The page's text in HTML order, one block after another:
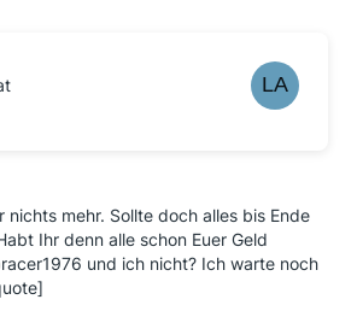
nichts mehr. Sollte doch alles bis Ende
Ihr denn alle schon Euer Geld
und ich nicht? Ich warte noch